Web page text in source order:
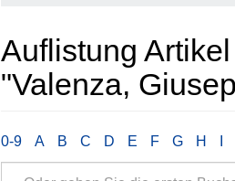
Auflistung
"Valenza,
0-9 A B C D E F G H